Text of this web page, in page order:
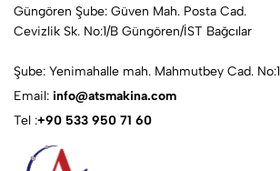
Güngören Şube: Güven Mah. Posta Cad.
Cevizlik Sk. No:1/B Güngören/İST Bağcılar
Şube: Yenimahalle mah. Mahmutbey Cad.
Email: info@atsmakina.com
Tel :+90 533 950 71 60